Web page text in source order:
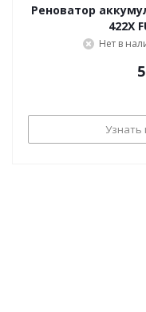
Реноватор
422X
Нет в
Узнать